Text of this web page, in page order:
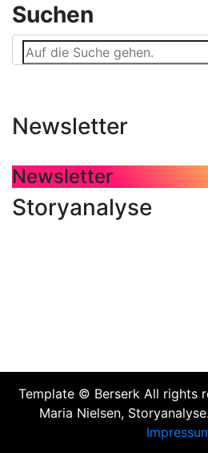
Suchen
Newsletter
Newsletter
Storyanalyse
Template © Berserk All
Maria Nielsen,